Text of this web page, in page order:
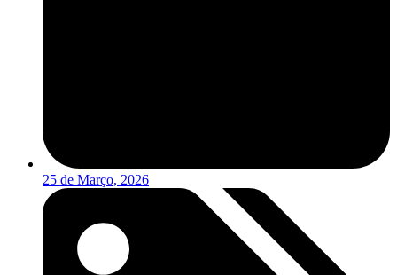
25 de Março, 2026